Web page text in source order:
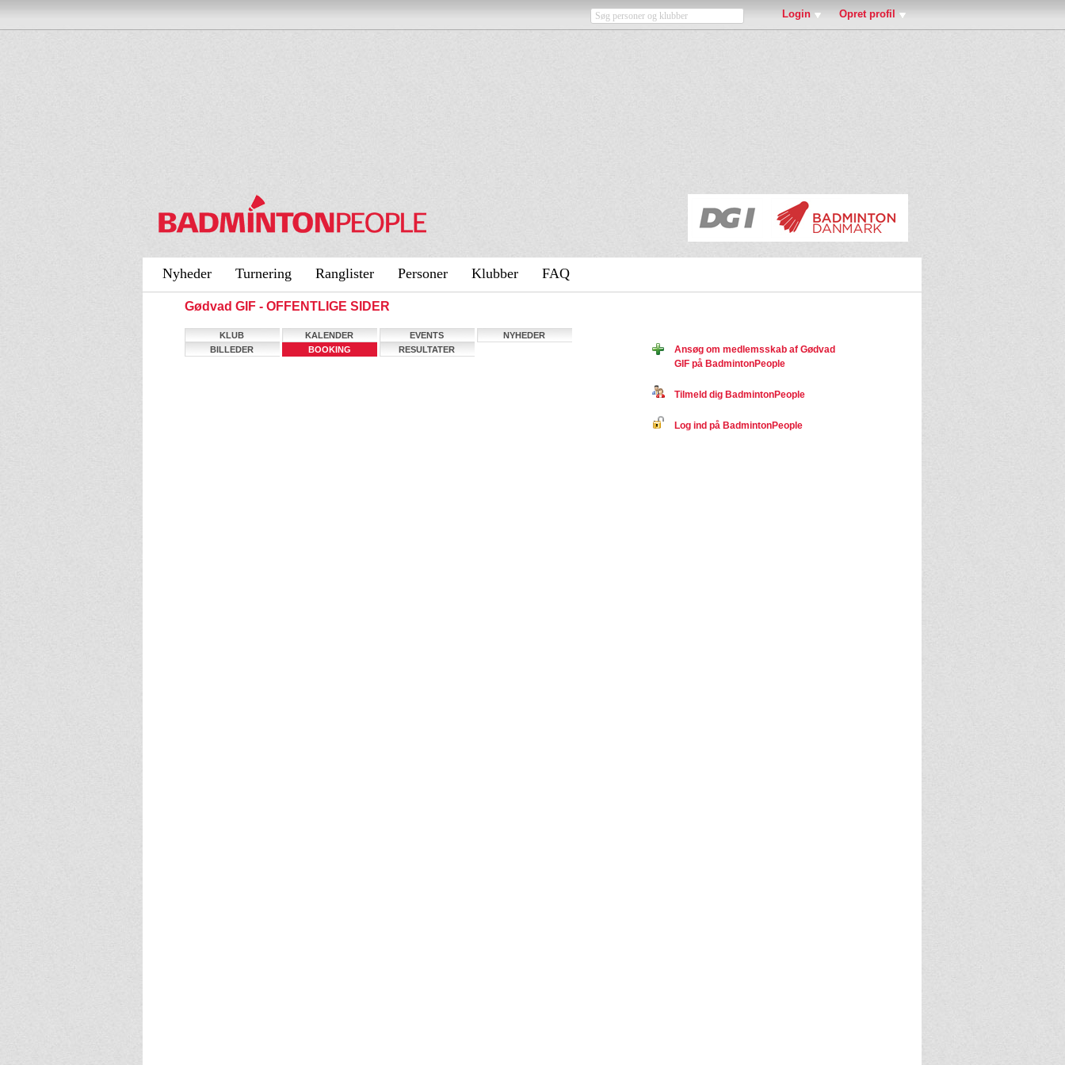
Login Opret profil
Nyheder Turnering Ranglister Personer Klubber FAQ
Gødvad GIF - OFFENTLIGE SIDER
KLUB KALENDER EVENTS
NYHEDER
BILLEDER
BOOKING RESULTATER
Ansøg om medlemsskab af Gødvad
GIF på BadmintonPeople
Tilmeld dig BadmintonPeople
Log ind på BadmintonPeople